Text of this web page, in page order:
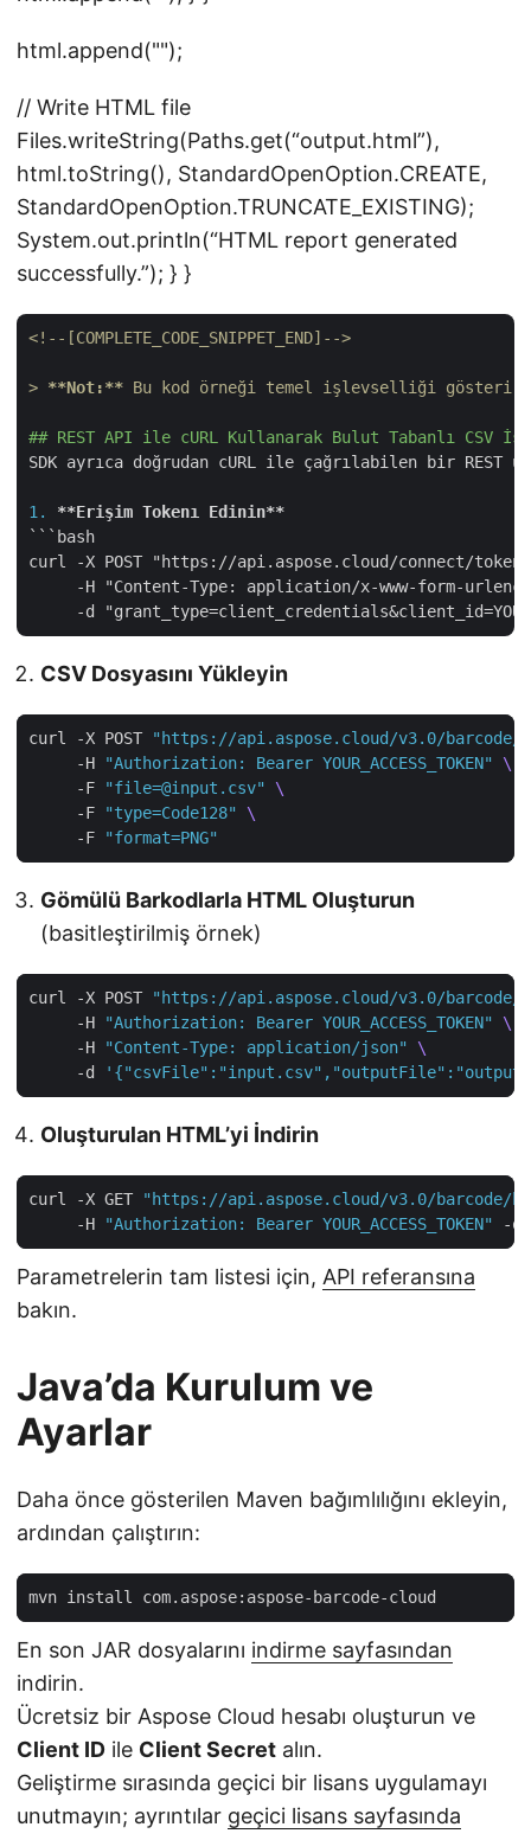
html.append("");
// Write HTML file
Files.writeString(Paths.get(“output.html”),
html.toString(), StandardOpenOption.CREATE,
StandardOpenOption.TRUNCATE_EXISTING);
System.out.println(“HTML report generated
successfully.”); } }
<!--[COMPLETE_CODE_SNIPPET_END]-->
> **Not:** Bu kod örneği temel işlevselliği gösterir.
## REST API ile cURL Kullanarak Bulut Tabanlı CSV
SDK ayrıca doğrudan cURL ile çağrılabilen bir REST
1.
**Erişim Tokenı Edinin**
```bash
curl -X POST "https://api.aspose.cloud/connect/
-H "Content-Type: application/x-www-form-
CSV Dosyasını Yükleyin
curl -X POST
"https://api.aspose.cloud/v3.0/barcode/
     -H
"Authorization: Bearer YOUR_ACCESS_TOKEN"
     -F
"file=@input.csv"
     -F
"type=Code128"
     -F
"format=PNG"
Gömülü Barkodlarla HTML Oluşturun
(basitleştirilmiş örnek)
curl -X POST
"https://api.aspose.cloud/v3.0/barcode/
     -H
"Authorization: Bearer YOUR_ACCESS_TOKEN"
     -H
"Content-Type: application/json"
     -d
Oluşturulan HTML’yi İndirin
curl -X GET
"https://api.aspose.cloud/v3.0/barcode/
     -H
"Authorization: Bearer YOUR_ACCESS_TOKEN"
Parametrelerin tam listesi için, API referansına
bakın.
Java’da Kurulum ve
Ayarlar
Daha önce gösterilen Maven bağımlılığını ekleyin,
ardından çalıştırın:
En son JAR dosyalarını indirme sayfasından
indirin.
Ücretsiz bir Aspose Cloud hesabı oluşturun ve
Client ID ile Client Secret alın.
Geliştirme sırasında geçici bir lisans uygulamayı
unutmayın; ayrıntılar geçici lisans sayfasında